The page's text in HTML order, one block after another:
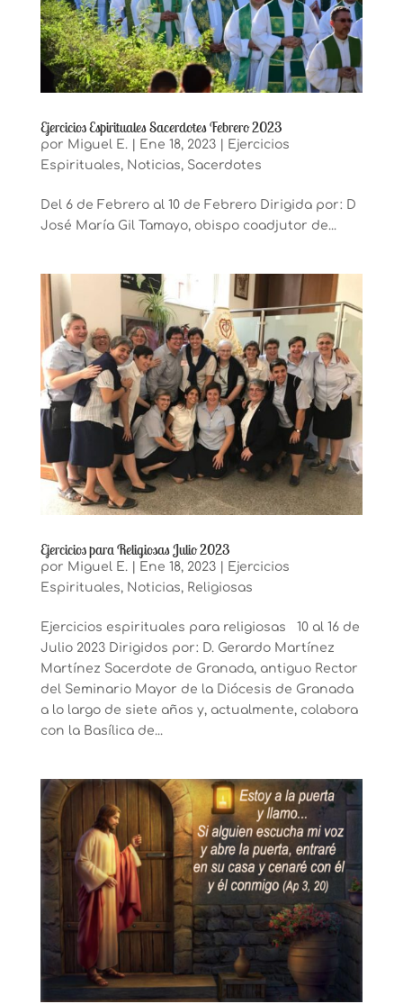
Ejercicios Espirituales Sacerdotes Febrero 2023
por Miguel E. | Ene 18, 2023| Ejercicios
Espirituales, Noticias, Sacerdotes
Del 6 de Febrero al 10 de Febrero Dirigida por: D
José María Gil Tamayo, obispo coadjutor de...
Ejercicios para Religiosas Julio 2023
por Miguel E.| Ene 18, 2023|
Ejercicios
Espirituales, Noticias, Religiosas
Ejercicios espirituales para religiosas 10 al 16 de
Julio 2023 Dirigidos por: D. Gerardo Martínez
Martínez Sacerdote de Granada, antiguo Rector
del Seminario Mayor de la Diócesis de Granada
a lo largo de siete años y, actualmente, colabora
con la Basílica de...